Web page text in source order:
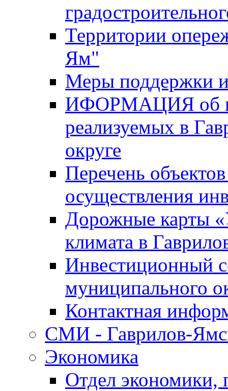
Территории
Ям"
Меры поддержки
ИФОРМАЦИЯ об
реализуемых в
округе
Перечень
осуществления
Дорожные карты
климата в
Инвестиционный
муниципального
Контактная
СМИ - Гаврилов-
Экономика
Отдел экономики,